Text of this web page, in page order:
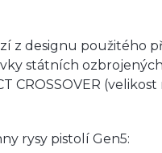
z designu použitého
státních
CROSSOVER
rysy pistolí Gen5: